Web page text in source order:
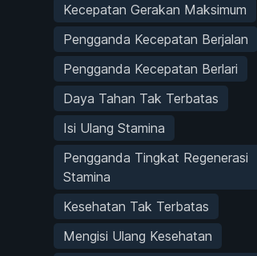
Kecepatan Gerakan Maksimum
Pengganda Kecepatan Berjalan
Pengganda Kecepatan Berlari
Daya Tahan Tak Terbatas
Isi Ulang Stamina
Pengganda Tingkat Regenerasi
Stamina
Kesehatan Tak Terbatas
Mengisi Ulang Kesehatan